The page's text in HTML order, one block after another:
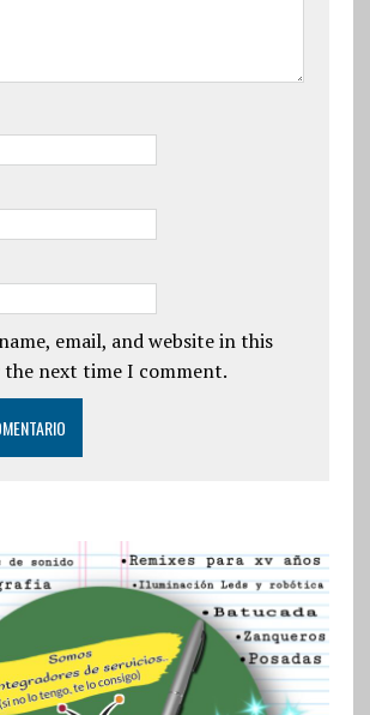
email, and website in this
next time I comment.